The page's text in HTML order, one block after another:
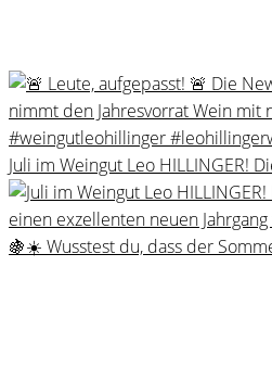
Juli im Weingut Leo HILLINGER!
🍇☀️ Wusstest du, dass der